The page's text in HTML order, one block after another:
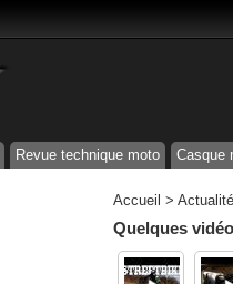
Revue technique moto Casque
Accueil >
Quelques